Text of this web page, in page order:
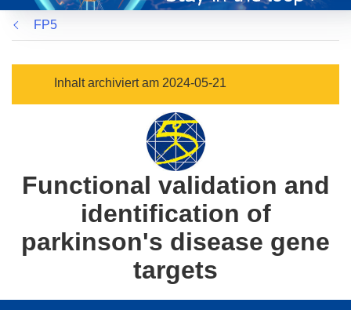
Fenster)
FP5
Inhalt archiviert am 2024-05-21
Functional validation and
identification of
parkinson's disease gene
targets